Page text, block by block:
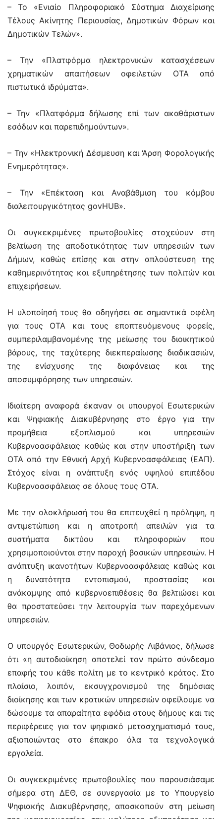
– Το «Ενιαίο Πληροφοριακό Σύστημα Διαχείρισης
Τέλους Ακίνητης Περιουσίας, Δημοτικών Φόρων και
Δημοτικών Τελών».
– Την «Πλατφόρμα ηλεκτρονικών κατασχέσεων
χρηματικών απαιτήσεων οφειλετών ΟΤΑ από
πιστωτικά ιδρύματα».
– Την «Πλατφόρμα δήλωσης επί των ακαθάριστων
εσόδων και παρεπιδημούντων».
– Την «Ηλεκτρονική Δέσμευση και ‘Αρση Φορολογικής
Ενημερότητας».
– Την «Επέκταση και Αναβάθμιση του κόμβου
διαλειτουργικότητας govHUB».
Οι συγκεκριμένες πρωτοβουλίες στοχεύουν στη
βελτίωση της αποδοτικότητας των υπηρεσιών των
Δήμων, καθώς επίσης και στην απλούστευση της
καθημερινότητας και εξυπηρέτησης των πολιτών και
επιχειρήσεων.
Η υλοποίησή τους θα οδηγήσει σε σημαντικά οφέλη
για τους ΟΤΑ και τους εποπτευόμενους φορείς,
συμπεριλαμβανομένης της μείωσης του διοικητικού
βάρους, της ταχύτερης διεκπεραίωσης διαδικασιών,
της ενίσχυσης της διαφάνειας και της
αποσυμφόρησης των υπηρεσιών.
Ιδιαίτερη αναφορά έκαναν οι υπουργοί Εσωτερικών
και Ψηφιακής Διακυβέρνησης στο έργο για την
προμήθεια εξοπλισμού και υπηρεσιών
Κυβερνοασφάλειας καθώς και στην υποστήριξη των
ΟΤΑ από την Εθνική Αρχή Κυβερνοασφάλειας (ΕΑΠ).
Στόχος είναι η ανάπτυξη ενός υψηλού επιπέδου
Κυβερνοασφάλειας σε όλους τους ΟΤΑ.
Με την ολοκλήρωσή του θα επιτευχθεί η πρόληψη, η
αντιμετώπιση και η αποτροπή απειλών για τα
συστήματα δικτύου και πληροφοριών που
χρησιμοποιούνται στην παροχή βασικών υπηρεσιών. Η
ανάπτυξη ικανοτήτων Κυβερνοασφάλειας καθώς και
η δυνατότητα εντοπισμού, προστασίας και
ανάκαμψης από κυβερνοεπιθέσεις θα βελτιώσει και
θα προστατεύσει την λειτουργία των παρεχόμενων
υπηρεσιών.
Ο υπουργός Εσωτερικών, Θοδωρής Λιβάνιος, δήλωσε
ότι «η αυτοδιοίκηση αποτελεί τον πρώτο σύνδεσμο
επαφής του κάθε πολίτη με το κεντρικό κράτος. Στο
πλαίσιο, λοιπόν, εκσυγχρονισμού της δημόσιας
διοίκησης και των κρατικών υπηρεσιών οφείλουμε να
δώσουμε τα απαραίτητα εφόδια στους δήμους και τις
περιφέρειες για τον ψηφιακό μετασχηματισμό τους,
αξιοποιώντας στο έπακρο όλα τα τεχνολογικά
εργαλεία.
Οι συγκεκριμένες πρωτοβουλίες που παρουσιάσαμε
σήμερα στη ΔΕΘ, σε συνεργασία με το Υπουργείο
Ψηφιακής Διακυβέρνησης, αποσκοπούν στη μείωση